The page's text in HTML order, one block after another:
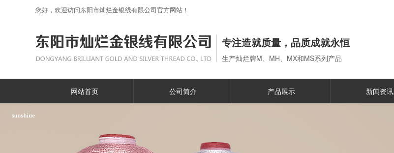
您好，欢迎访问东阳市灿烂金银线有限公司官方网站！
专注造就质量，品质成就永恒
生产灿烂牌M、MH、MX和MS系列产品
网站首页 公司简介 产品展示 新闻资讯